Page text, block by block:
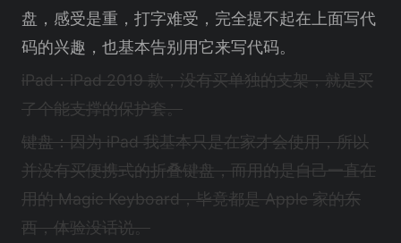
盘，感受是重，打字难受，完全提不起在上面写代
码的兴趣，也基本告别用它来写代码。
iPad：iPad 2019 款，没有买单独的支架，就是买
了个能支撑的保护套。
键盘：因为 iPad 我基本只是在家才会使用，所以
并没有买便携式的折叠键盘，而用的是自己一直在
用的 Magic Keyboard，毕竟都是 Apple 家的东
西，体验没话说。